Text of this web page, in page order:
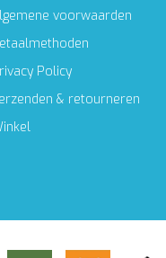
voorwaarden
Policy
& retourneren